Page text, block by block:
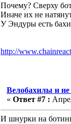
Почему? Сверху
Иначе их не
У Эндуры есть
http://
Велобахилы и не
« Ответ #7 :
И шнурки на